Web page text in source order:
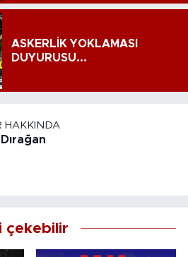
ASKERLİK YOKLAMASI
DUYURUSU...
HAKKINDA
çekebilir